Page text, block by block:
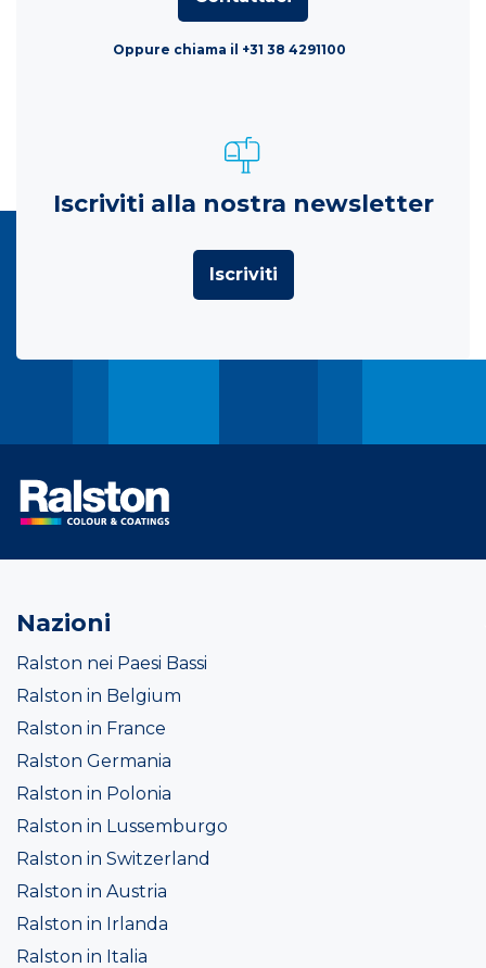
Oppure chiama il +31 38 4291100
Iscriviti alla nostra newsletter
Iscriviti
Nazioni
Ralston nei Paesi Bassi
Ralston in Belgium
Ralston in France
Ralston Germania
Ralston in Polonia
Ralston in Lussemburgo
Ralston in Switzerland
Ralston in Austria
Ralston in Irlanda
Ralston in Italia